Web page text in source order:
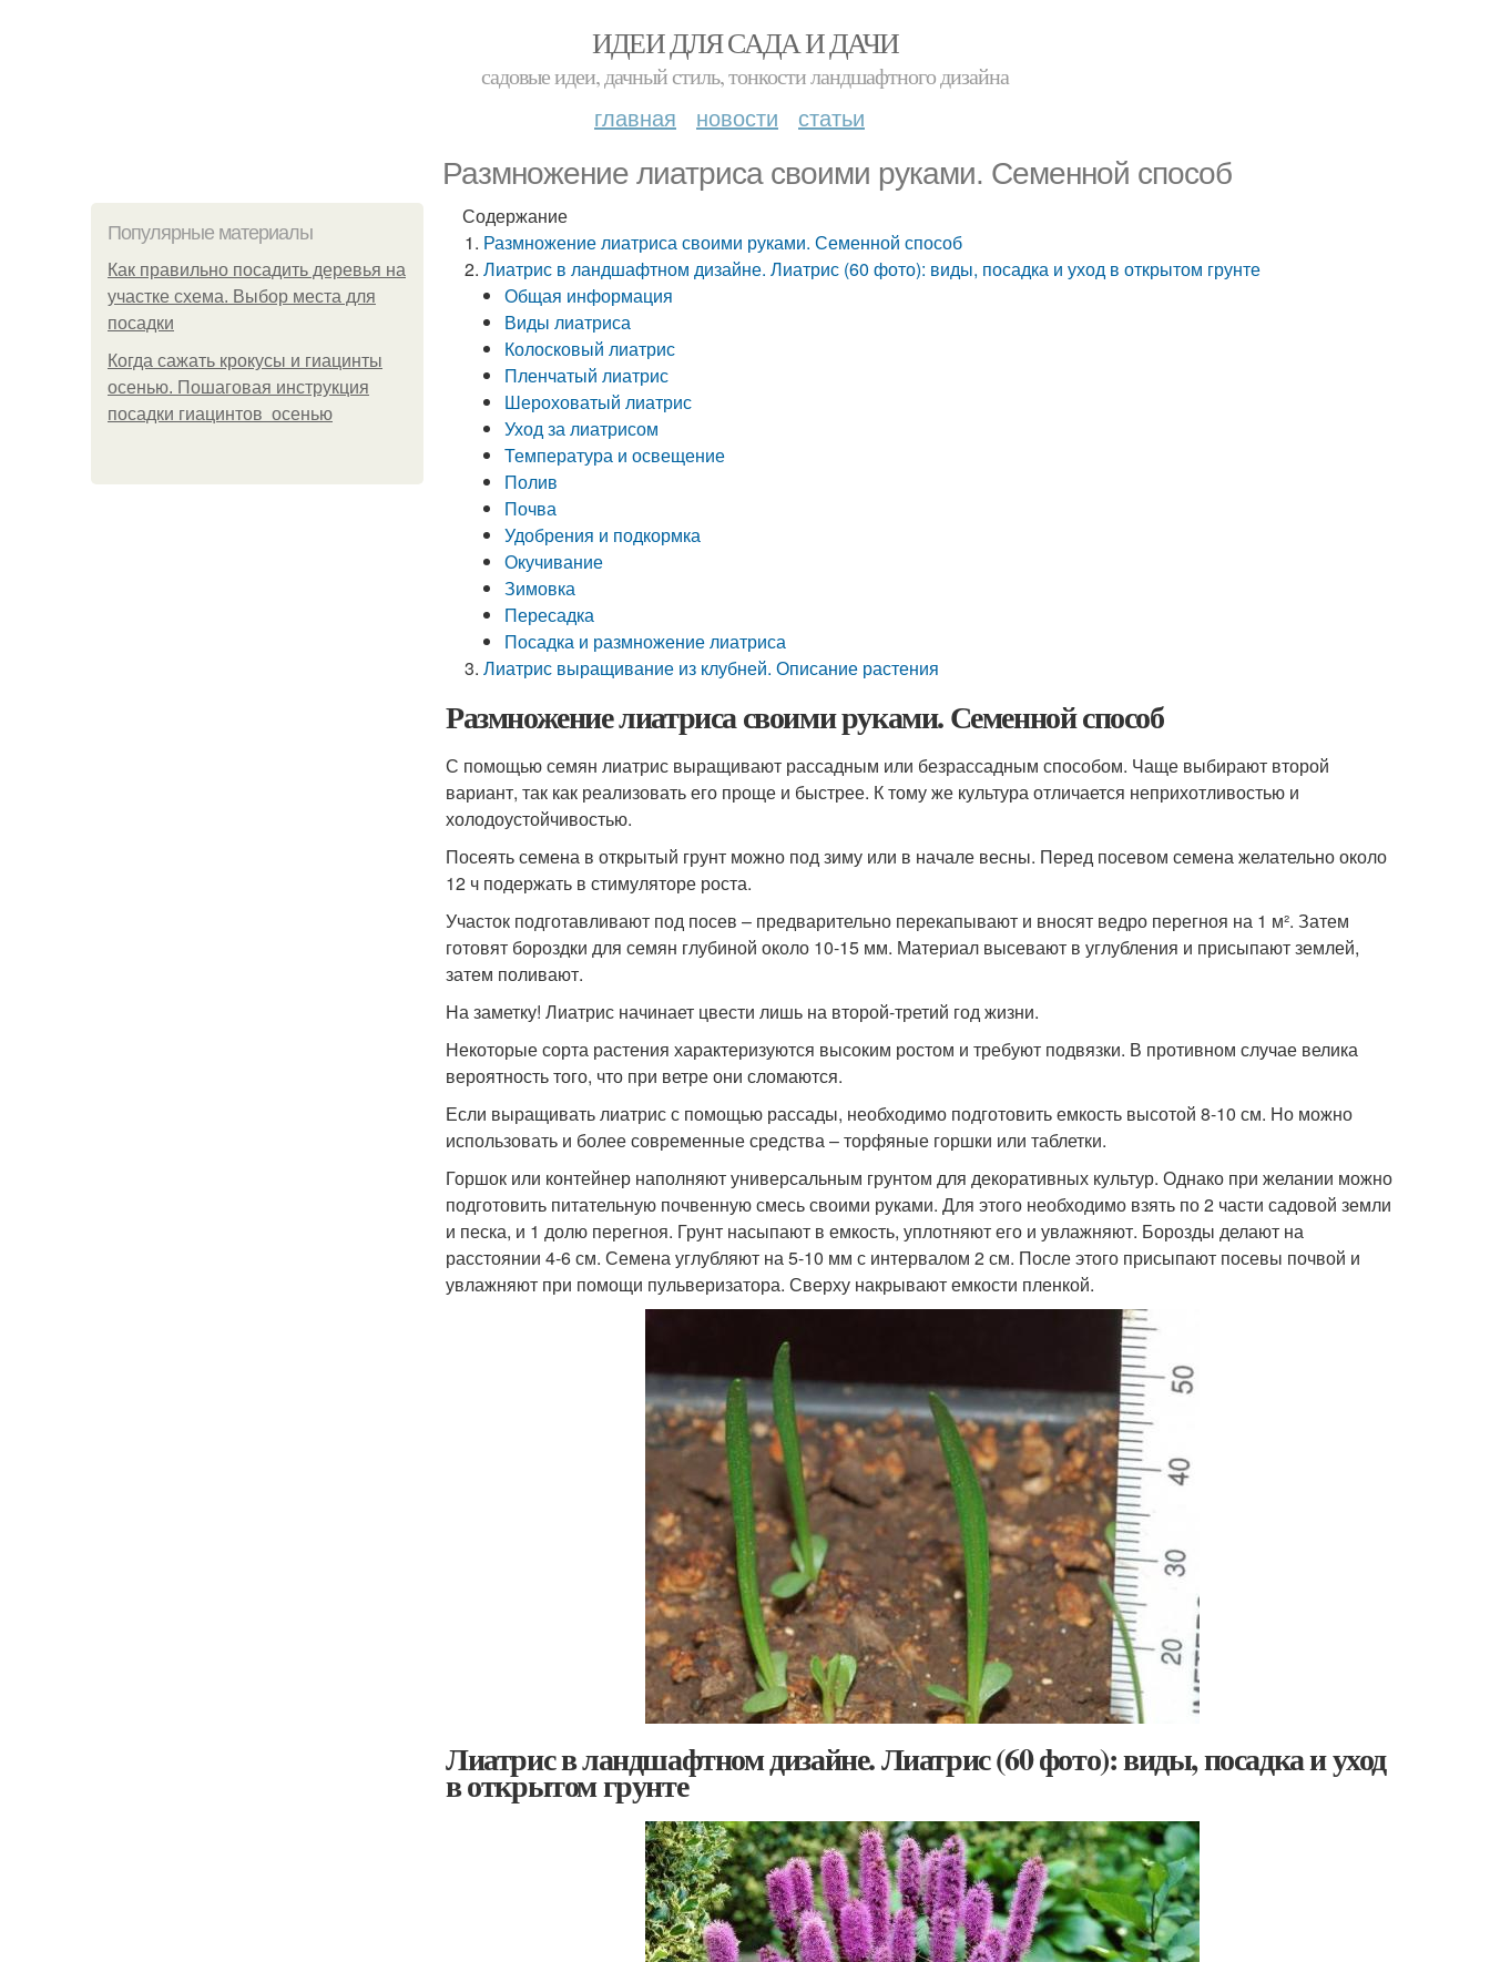
ИДЕИ ДЛЯ САДА И ДАЧИ
садовые идеи, дачный стиль, тонкости ландшафтного дизайна
главная новости статьи
Размножение лиатриса своими руками. Семенной способ
Популярные материалы
Как правильно посадить деревья на
участке схема. Выбор места для
посадки
Когда сажать крокусы и гиацинты
осенью. Пошаговая инструкция
посадки гиацинтов осенью
Содержание
Размножение лиатриса своими руками. Семенной способ
Лиатрис в ландшафтном дизайне. Лиатрис (60 фото): виды, посадка и уход в открытом грунте
Общая информация
Виды лиатриса
Колосковый лиатрис
Пленчатый лиатрис
Шероховатый лиатрис
Уход за лиатрисом
Температура и освещение
Полив
Почва
Удобрения и подкормка
Окучивание
Зимовка
Пересадка
Посадка и размножение лиатриса
Лиатрис выращивание из клубней. Описание растения
Размножение лиатриса своими руками. Семенной способ
С помощью семян лиатрис выращивают рассадным или безрассадным способом. Чаще выбирают второй
вариант, так как реализовать его проще и быстрее. К тому же культура отличается неприхотливостью и
холодоустойчивостью.
Посеять семена в открытый грунт можно под зиму или в начале весны. Перед посевом семена желательно около
12 ч подержать в стимуляторе роста.
Участок подготавливают под посев – предварительно перекапывают и вносят ведро перегноя на 1 м². Затем
готовят бороздки для семян глубиной около 10-15 мм. Материал высевают в углубления и присыпают землей,
затем поливают.
На заметку! Лиатрис начинает цвести лишь на второй-третий год жизни.
Некоторые сорта растения характеризуются высоким ростом и требуют подвязки. В противном случае велика
вероятность того, что при ветре они сломаются.
Если выращивать лиатрис с помощью рассады, необходимо подготовить емкость высотой 8-10 см. Но можно
использовать и более современные средства – торфяные горшки или таблетки.
Горшок или контейнер наполняют универсальным грунтом для декоративных культур. Однако при желании можно
подготовить питательную почвенную смесь своими руками. Для этого необходимо взять по 2 части садовой земли
и песка, и 1 долю перегноя. Грунт насыпают в емкость, уплотняют его и увлажняют. Борозды делают на
расстоянии 4-6 см. Семена углубляют на 5-10 мм с интервалом 2 см. После этого присыпают посевы почвой и
увлажняют при помощи пульверизатора. Сверху накрывают емкости пленкой.
Лиатрис в ландшафтном дизайне. Лиатрис (60 фото): виды, посадка и уход
в открытом грунте